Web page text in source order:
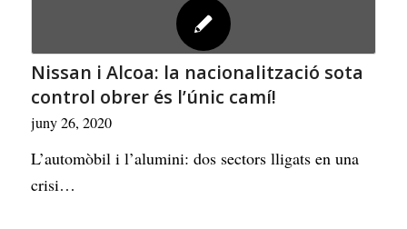
Nissan i Alcoa: la nacionalització sota
control obrer és l’únic camí!
juny 26, 2020
L’automòbil i l’alumini: dos sectors lligats en una
crisi…